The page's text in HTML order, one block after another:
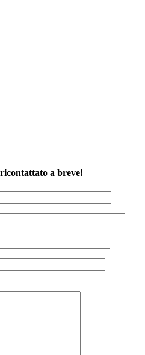
a breve!